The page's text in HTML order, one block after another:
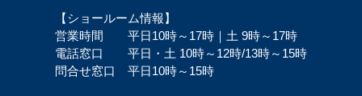
【ショールーム情報】
営業時間 平日10時～17時｜土 9時～17時
電話窓口 平日・土 10時～12時/13時～15時
問合せ窓口 平日10時～15時